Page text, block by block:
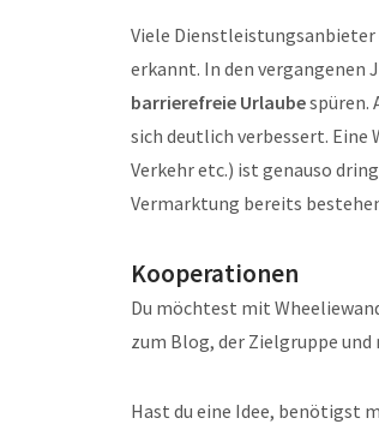
Viele Dienstleistungsanbieter
erkannt. In den vergangenen
barrierefreie Urlaubespüren.
sich deutlich verbessert. Eine
Verkehr etc.) ist genauso
Vermarktung bereits
Kooperationen
Du möchtest mit
zum Blog, der Zielgruppe
Hast du eine Idee, benötigst